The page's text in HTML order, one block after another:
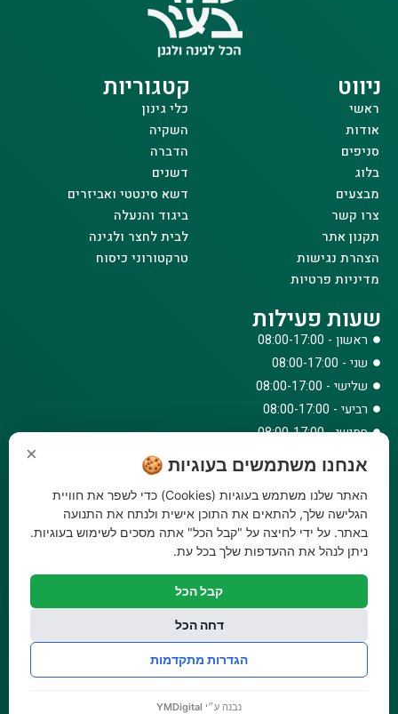
ניווט
ראשי
אודות
סניפים
בלוג
מבצעים
צרו קשר
תקנון אתר
הצהרת נגישות
מדיניות פרטיות
קטגוריות
כלי גינון
השקיה
הדברה
דשנים
דשא סינטטי ואביזרים
ביגוד והנעלה
לבית לחצר ולגינה
טרקטורוני כיסוח
שעות פעילות
ראשון - 08:00-17:00
שני - 08:00-17:00
שלישי - 08:00-17:00
רביעי - 08:00-17:00
חמישי - 08:00-17:00
צרו קשר
073-779-6243
וואטסאפ
amirbair@amir-agricul.co.il
אזורי חלוקה:כל הארץ
משלוחים:
עלות משלוח עד הבית 29.90 ₪, משלוח חינם בקניה מעל
× אנחנו משתמשים בעוגיות 🍪
האתר שלנו משתמש בעוגיות (Cookies) כדי לשפר את חוויית
הגלישה שלך, להתאים את התוכן אישית ולנתח את התנועה
באתר. על ידי לחיצה על "קבל הכל" אתה מסכים לשימוש בעוגיות.
ניתן לנהל את ההעדפות שלך בכל עת.
קבל הכל
דחה הכל
הגדרות מתקדמות
נבנה ע״י YMDigital